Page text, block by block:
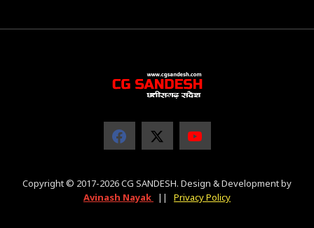
Copyright © 2017-2026 CG SANDESH. Design & Development by
Avinash Nayak
|| Privacy Policy